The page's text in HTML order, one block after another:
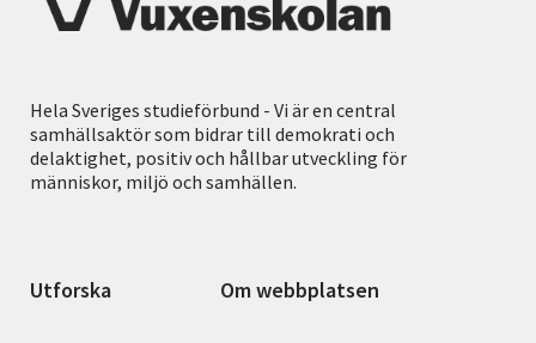
Hela Sveriges studieförbund - Vi är en central
samhällsaktör som bidrar till demokrati och
delaktighet, positiv och hållbar utveckling för
människor, miljö och samhällen.
Utforska Om webbplatsen